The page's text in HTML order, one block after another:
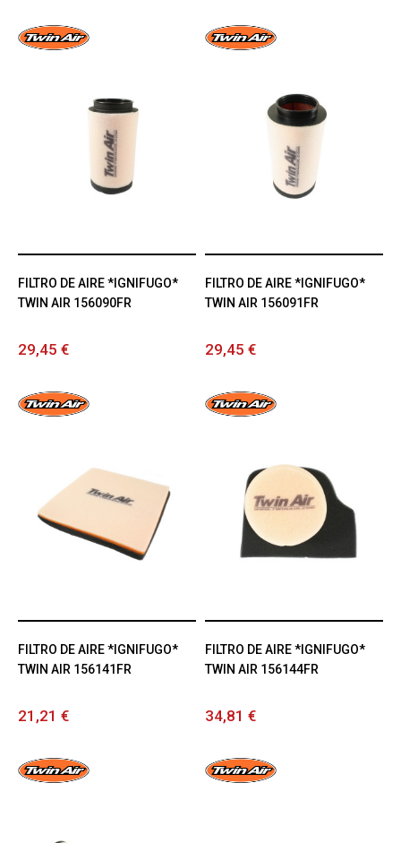
FILTRO DE AIRE *IGNIFUGO*
TWIN AIR 156090FR
29,45 €
FILTRO DE AIRE *IGNIFUGO*
TWIN AIR 156091FR
29,45 €
FILTRO DE AIRE *IGNIFUGO*
TWIN AIR 156141FR
21,21 €
FILTRO DE AIRE *IGNIFUGO*
TWIN AIR 156144FR
34,81 €